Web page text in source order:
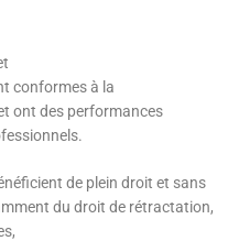
conformes à la
ont des performances
de plein droit et sans
du droit de rétractation,